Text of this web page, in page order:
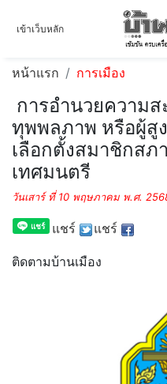
เข้าเว็บหลัก
หน้าแรก การเมือง
การอำนวยความ
ทุพพลภาพ หรือผู้สู
เลือกตั้งสมาชิกสภ
เทศมนตรี
วันเสาร์ ที่ 10 พฤษภาคม พ.ศ.
แชร์ แชร์
ติดตามบ้านเมือง